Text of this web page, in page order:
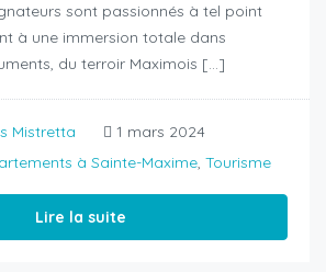
sont passionnés à tel point
à une immersion totale dans
du terroir Maximois […]
Mistretta
1 mars 2024
à Sainte-Maxime, Tourisme
Lire la suite